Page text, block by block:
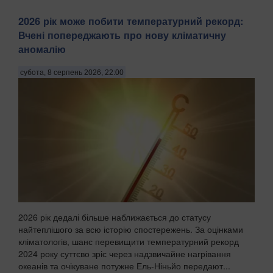
2026 рік може побити температурний рекорд:
Вчені попереджають про нову кліматичну
аномалію
субота, 8 серпень 2026, 22:00
2026 рік дедалі більше наближається до статусу
найтеплішого за всю історію спостережень. За оцінками
кліматологів, шанс перевищити температурний рекорд
2024 року суттєво зріс через надзвичайне нагрівання
океанів та очікуване потужне Ель-Ніньйо передают...